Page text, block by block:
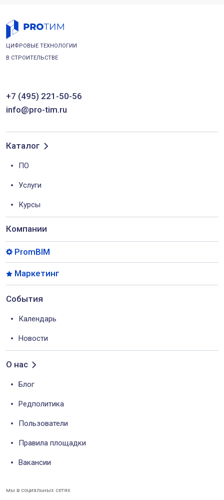
ЦИФРОВЫЕ ТЕХНОЛОГИИ
В СТРОИТЕЛЬСТВЕ
+7 (495) 221-50-56
info@pro-tim.ru
Каталог
ПО
Услуги
Курсы
Компании
PromBIM
Маркетинг
События
Календарь
Новости
О нас
Блог
Редполитика
Пользователи
Правила площадки
Вакансии
мы в социальных сетях